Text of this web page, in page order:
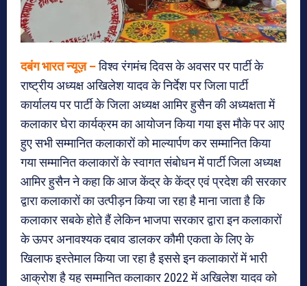
दबंग भारत न्यूज़ –विश्व रंगमंच दिवस के अवसर पर पार्टी के
राष्ट्रीय अध्यक्ष अखिलेश यादव के निर्देश पर जिला पार्टी
कार्यालय पर पार्टी के जिला अध्यक्ष आमिर हुसैन की अध्यक्षता में
कलाकार घेरा कार्यक्रम का आयोजन किया गया इस मौके पर आए
हुए सभी सम्मानित कलाकारों को माल्यार्पण कर सम्मानित किया
गया सम्मानित कलाकारों के स्वागत संबोधन में पार्टी जिला अध्यक्ष
आमिर हुसैन ने कहा कि आज केंद्र के केंद्र एवं प्रदेश की सरकार
द्वारा कलाकारों का उत्पीड़न किया जा रहा है माना जाता है कि
कलाकार सबके होते हैं लेकिन भाजपा सरकार द्वारा इन कलाकारों
के ऊपर अनावश्यक दबाव डालकर कौमी एकता के लिए के
खिलाफ इस्तेमाल किया जा रहा है इससे इन कलाकारों में भारी
आक्रोश है यह सम्मानित कलाकार 2022 में अखिलेश यादव को